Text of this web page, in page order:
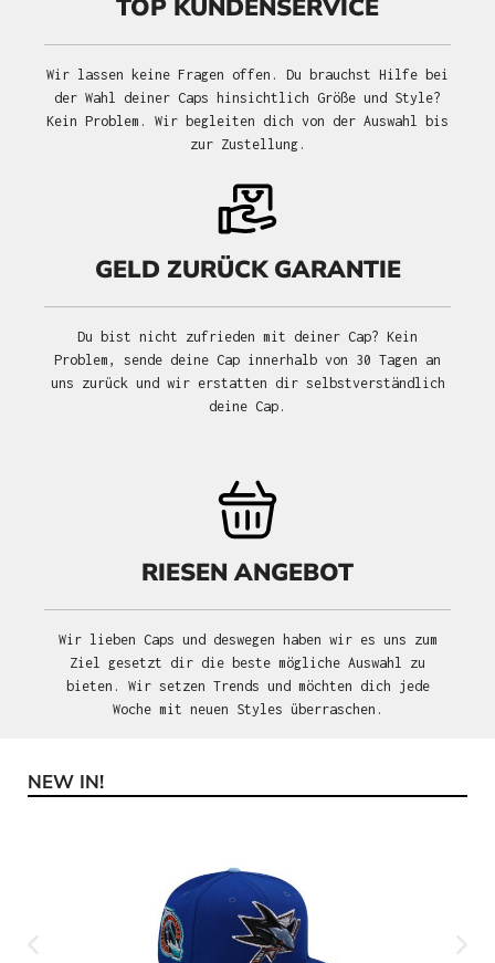
TOP KUNDENSERVICE
Wir lassen keine Fragen offen. Du brauchst Hilfe bei
der Wahl deiner Caps hinsichtlich Größe und Style?
Kein Problem. Wir begleiten dich von der Auswahl bis
zur Zustellung.
GELD ZURÜCK GARANTIE
Du bist nicht zufrieden mit deiner Cap? Kein
Problem, sende deine Cap innerhalb von 30 Tagen an
uns zurück und wir erstatten dir selbstverständlich
deine Cap.
RIESEN ANGEBOT
Wir lieben Caps und deswegen haben wir es uns zum
Ziel gesetzt dir die beste mögliche Auswahl zu
bieten. Wir setzen Trends und möchten dich jede
Woche mit neuen Styles überraschen.
Produktgalerie überspringen
NEW IN!